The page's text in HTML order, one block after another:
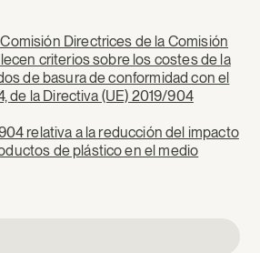
Directrices de la Comisión
criterios sobre los costes de la
de basura de conformidad con el
de la Directiva (UE) 2019/904
relativa a la reducción del impacto
de plástico en el medio